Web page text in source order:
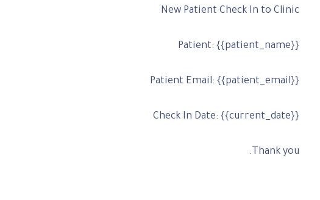
New Patient Check In to Clinic
Patient: {{patient_name}}
Patient Email: {{patient_email}}
Check In Date: {{current_date}}
Thank you.